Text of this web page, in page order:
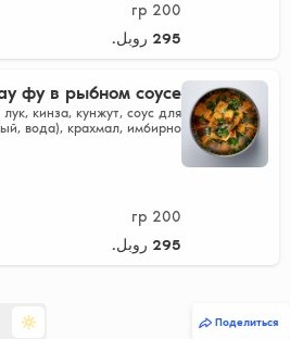
200 гр
295 روبل.
фу в рыбном соусе...
кинза, кунжут, соус для
вода), крахмал, имбирно..
200 гр
295 روبل.
Поделиться